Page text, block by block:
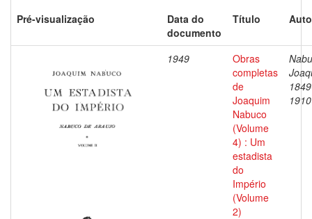
Pré-visualização
Data do
documento
Título
1949
Obras
completas
de
Joaquim
Nabuco
(Volume
4) : Um
estadista
do
Império
(Volume
2)
1910